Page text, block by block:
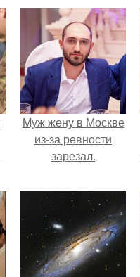
Mуж жену в Москве
из-за ревности
зарезал.